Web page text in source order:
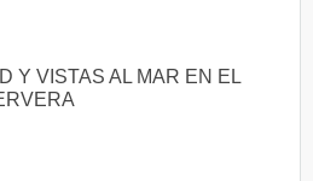
Y VISTAS AL MAR EN EL